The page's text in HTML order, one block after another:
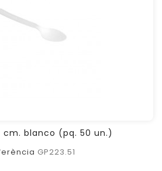
cm. blanco (pq. 50 un.)
GP223.51